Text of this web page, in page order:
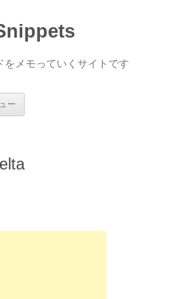
をメモっていくサイトです
ー